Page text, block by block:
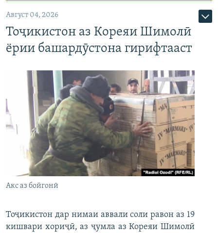
Август 04, 2026
Тоҷикистон аз Кореяи Шимолӣ
ёрии башардӯстона гирифтааст
Акс аз бойгонӣ
Тоҷикистон дар нимаи аввали соли равон аз 19
кишвари хориҷӣ, аз ҷумла аз Кореяи Шимолӣ